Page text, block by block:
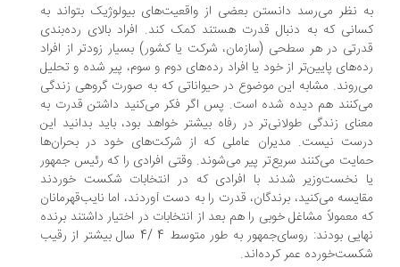
نظر می‌رسد دانستن بعضی از واقعیت‌های بیولوژیک بتواند به
که به دنبال قدرت هستند کمک کند. افراد بالای رده‌بندی
در هر سطحی (سازمان، شرکت یا کشور) بسیار زودتر از افراد
پایین‌تر از خود یا افراد رده‌های دوم و سوم، پیر شده و تحلیل
مشابه این موضوع در حیواناتی که به صورت گروهی زندگی
هم دیده شده است. پس اگر فکر می‌کنید داشتن قدرت به
زندگی طولانی‌تر در رفاه بیشتر خواهد بود، باید بدانید این
نیست. مدیران عاملی که از شرکت‌های خود در بحران‌ها
می‌کنند سریع‌تر پیر می‌شوند. وقتی افرادی را که رئیس جمهور
نخست‌وزیر شدند با افرادی که در انتخابات شکست خوردند
می‌کنید، برندگان، قدرت را به دست آوردند، اما نایب‌قهرمانان
معمولاً مشاغل خوبی را هم بعد از انتخابات در اختیار داشتند برنده
نهایی بودند: روسای‌جمهور به طور متوسط 4 /4 سال بیشتر از رقیب
عمر کرده‌اند.